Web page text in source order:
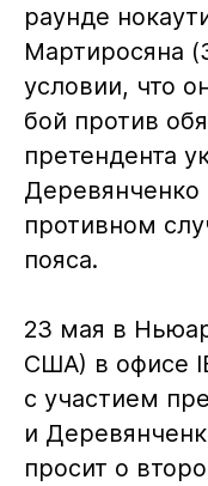
раунде
Мартиросяна
условии, что
бой против
претендента
Деревянченко
противном
пояса.
23 мая в
США) в офисе
с участием
и
просит о